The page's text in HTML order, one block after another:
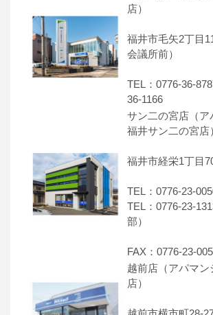
店）
福井市毛矢2丁目
会議所前）
TEL：0776-36-
36-1166
サン二の宮店（
福井サン二の宮店
福井市経栄1丁目
TEL：0776-23-
TEL：0776-23-
部）
FAX：0776-23-
越前店（アパマ
店）